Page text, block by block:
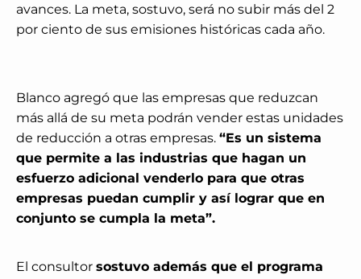
avances. La meta, sostuvo, será no subir más del 2
por ciento de sus emisiones históricas cada año.
Blanco agregó que las empresas que reduzcan
más allá de su meta podrán vender estas unidades
de reducción a otras empresas. “Es un sistema
que permite a las industrias que hagan un
esfuerzo adicional venderlo para que otras
empresas puedan cumplir y así lograr que en
conjunto se cumpla la meta”.
El consultor sostuvo además que el programa